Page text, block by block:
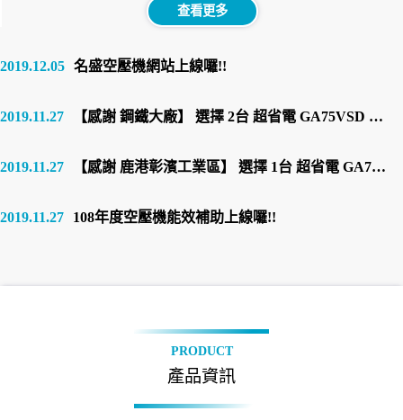
查看更多
2019.12.05 名盛空壓機網站上線囉!!
2019.11.27 【感謝 鋼鐵大廠】 選擇 2台 超省電 GA75VSD 100馬 螺旋式變頻空壓機
2019.11.27 【感謝 鹿港彰濱工業區】 選擇 1台 超省電 GA75VSD 100馬 螺旋式變頻空壓機
2019.11.27 108年度空壓機能效補助上線囉!!
PRODUCT
產品資訊